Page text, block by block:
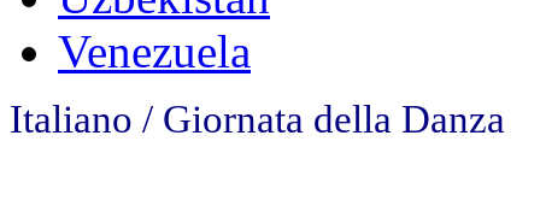
Venezuela
Italiano / Giornata della Danza